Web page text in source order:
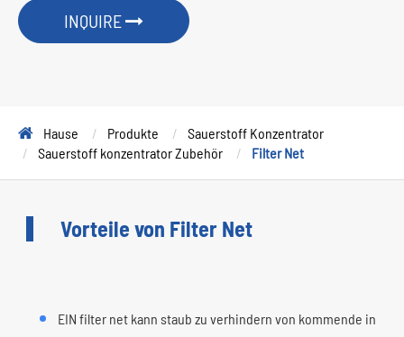
INQUIRE
Hause Produkte
Sauerstoff Konzentrator
Sauerstoff konzentrator Zubehör
Filter Net
Vorteile von Filter Net
EIN filter net kann staub zu verhindern von kommende in